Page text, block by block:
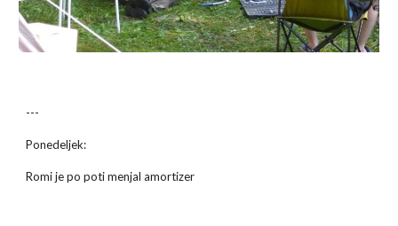
---
Ponedeljek:
Romi je po poti menjal amortizer